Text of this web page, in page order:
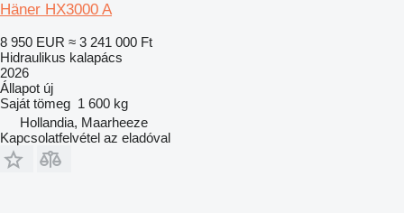
Häner HX3000 A
8 950 EUR ≈ 3 241 000 Ft
Hidraulikus kalapács
2026
Állapot új
Saját tömeg 1 600 kg
Hollandia, Maarheeze
Kapcsolatfelvétel az eladóval